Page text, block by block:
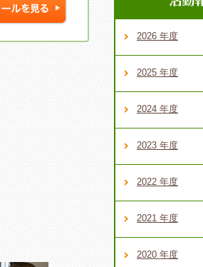
2026 年度
2025 年度
2024 年度
2023 年度
2022 年度
2021 年度
2020 年度